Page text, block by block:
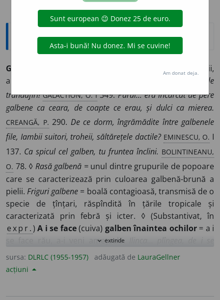
Explicative DEX
G
De culoarea aurului, a cerii,
a lămîii, a șofranului etc.
Am văzut deodată galbenii d-tale
trandafiri! GALACTION, O. I349.Părul... era încărcat de pere
galbene ca ceara, de coapte ce erau, și dulci ca mierea.
CREANGĂ, P. 290. De ce dorm, îngrămădite între galbenele
file, Iambii suitori, troheii, săltărețele dactile? EMINESCU, O. I
137. Ca spicul cel galben, tu fruntea înclini. BOLINTINEANU,
O. 78. ◊ Rasă galbenă =unul dintre grupurile de popoare
care se caracterizează prin culoarea galbenă-brună a
pielii.Friguri galbene = boală contagioasă, transmisă de o
specie de țînțari, răspîndită în țările tropicale și
caracterizată prin febră și icter. ◊ (Substantivat, în
expr.)A i se face(cuiva) galben înaintea ochilor= a i
se face rău, a-i veni amețeală.
dihoca inima, pînă ce i se făcea galben înaintea ochilor.
VLAHUȚĂ, O. A.
O.IV 470. ♦ (Despre chipul omului sau despre părți ale
expand_more extinde
sursa: DLRLC (1955-1957) adăugată de LauraGellner
acțiuni
Am donat deja.